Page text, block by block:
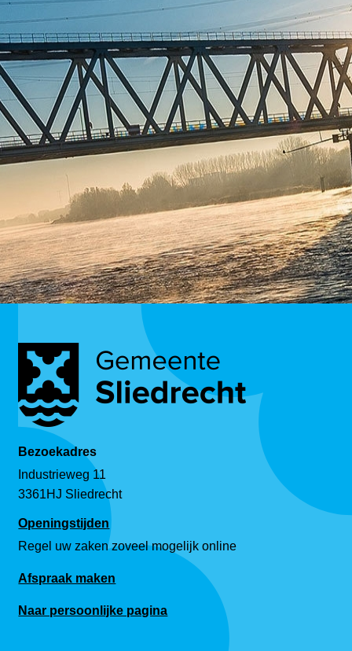
Bezoekadres
Industrieweg 11
3361HJ Sliedrecht
Openingstijden
Regel uw zaken zoveel mogelijk online
Afspraak maken
Naar persoonlijke pagina